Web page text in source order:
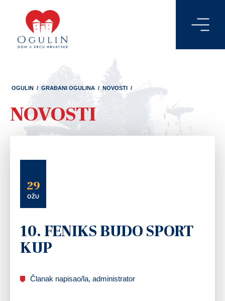
OGULIN / GRAĐANI OGULINA / NOVOSTI /
NOVOSTI
29
OŽU
10. FENIKS BUDO SPORT
KUP
Članak napisao/la, administrator